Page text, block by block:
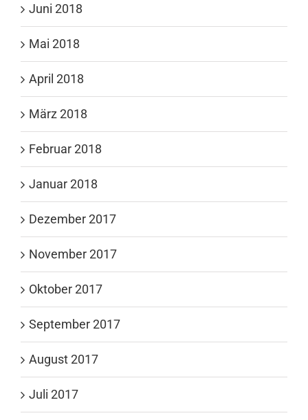
Juni 2018
Mai 2018
April 2018
März 2018
Februar 2018
Januar 2018
Dezember 2017
November 2017
Oktober 2017
September 2017
August 2017
Juli 2017